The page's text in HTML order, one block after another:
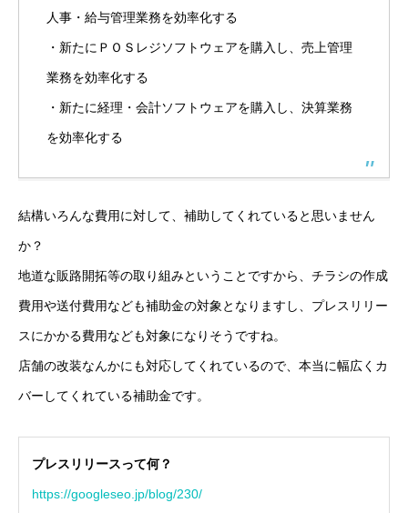
人事・給与管理業務を効率化する
・新たにＰＯＳレジソフトウェアを購入し、売上管理
業務を効率化する
・新たに経理・会計ソフトウェアを購入し、決算業務
を効率化する
結構いろんな費用に対して、補助してくれていると思いません
か？
地道な販路開拓等の取り組みということですから、チラシの作成
費用や送付費用なども補助金の対象となりますし、プレスリリー
スにかかる費用なども対象になりそうですね。
店舗の改装なんかにも対応してくれているので、本当に幅広くカ
バーしてくれている補助金です。
プレスリリースって何？
https://googleseo.jp/blog/230/